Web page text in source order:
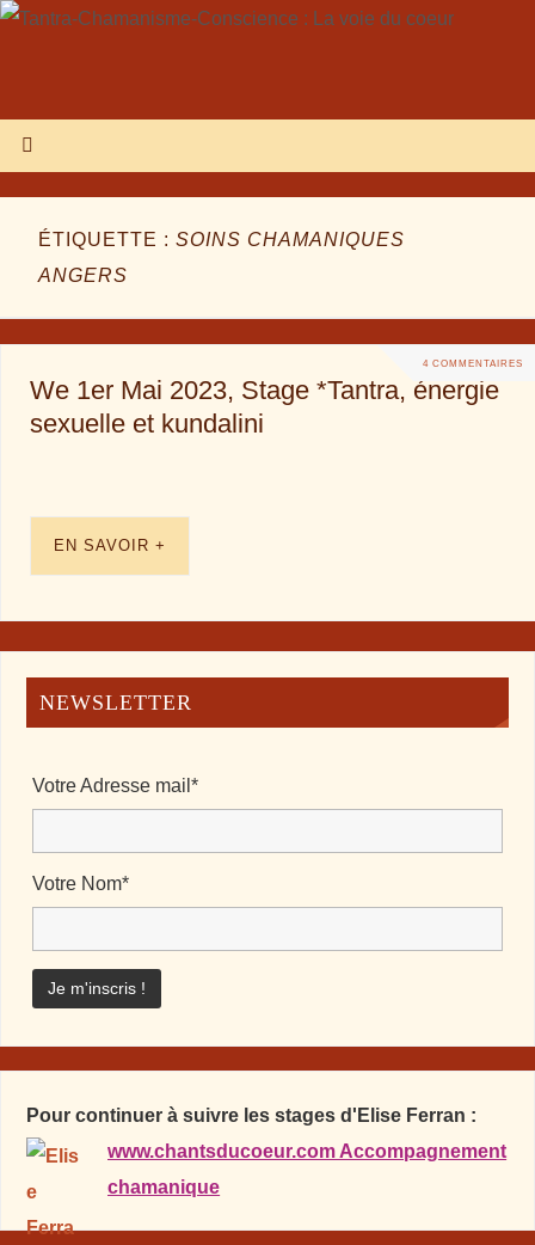
ÉTIQUETTE : SOINS CHAMANIQUES
ANGERS
4 COMMENTAIRES
We 1er Mai 2023, Stage *Tantra, énergie
sexuelle et kundalini
EN SAVOIR +
NEWSLETTER
Votre Adresse mail*
Votre Nom*
Pour continuer à suivre les stages d'Elise Ferran :
www.chantsducoeur.com Accompagnement
chamanique